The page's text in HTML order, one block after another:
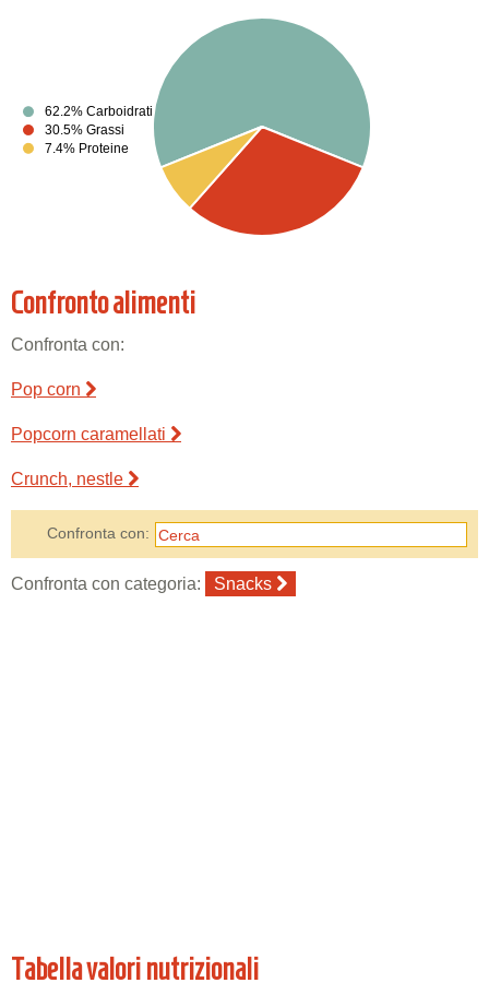
62.2% Carboidrati
30.5% Grassi
7.4% Proteine
Confronto alimenti
Confronta con:
Pop corn
Popcorn caramellati
Crunch, nestle
Confronta con:
Confronta con categoria: Snacks
Tabella valori nutrizionali